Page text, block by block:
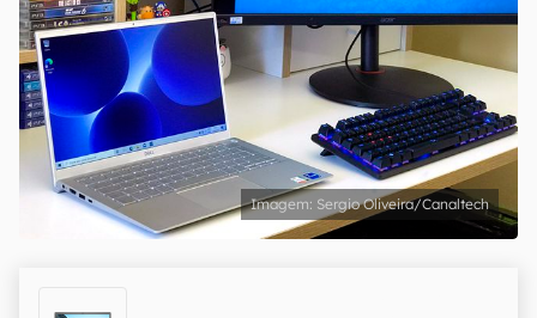
Sergio Oliveira/Canaltech